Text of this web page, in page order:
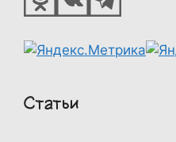
Статьи